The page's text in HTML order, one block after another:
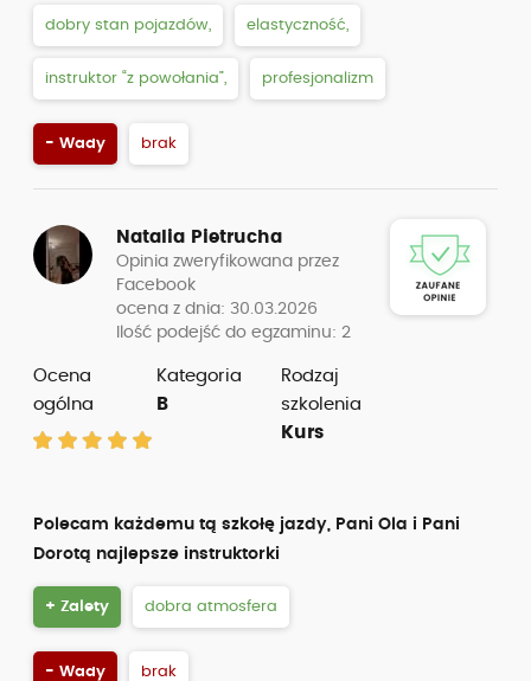
dobry stan pojazdów, elastyczność,
instruktor “z powołania”, profesjonalizm
- Wady brak
Natalia Pietrucha
Opinia zweryfikowana przez
Facebook
ocena z dnia: 30.03.2026
Ilość podejść do egzaminu: 2
Ocena
ogólna
Kategoria
B
Rodzaj
szkolenia
Kurs
Polecam każdemu tą szkołę jazdy, Pani Ola i Pani
Dorotą najlepsze instruktorki
+ Zalety dobra atmosfera
- Wady brak